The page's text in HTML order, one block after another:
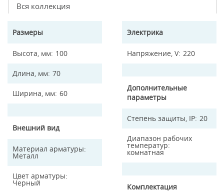
Вся коллекция
Размеры
Высота, мм 100
Длина, мм 70
Ширина, мм 60
Внешний вид
Материал арматуры
Металл
Цвет арматуры
Черный
Электрика
Напряжение, V 220
Дополнительные
параметры
Степень защиты, IP 20
Диапазон рабочих
температур
комнатная
Комплектация